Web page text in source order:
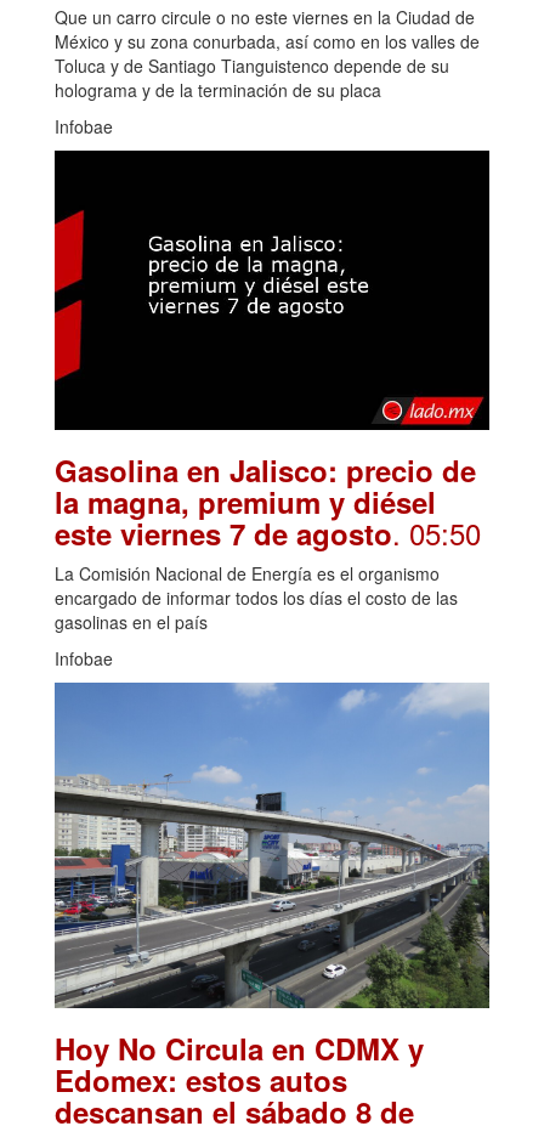
Que un carro circule o no este viernes en la Ciudad de
México y su zona conurbada, así como en los valles de
Toluca y de Santiago Tianguistenco depende de su
holograma y de la terminación de su placa
Infobae
Gasolina en Jalisco: precio de
la magna, premium y diésel
este viernes 7 de agosto. 05:50
La Comisión Nacional de Energía es el organismo
encargado de informar todos los días el costo de las
gasolinas en el país
Infobae
Hoy No Circula en CDMX y
Edomex: estos autos
descansan el sábado 8 de